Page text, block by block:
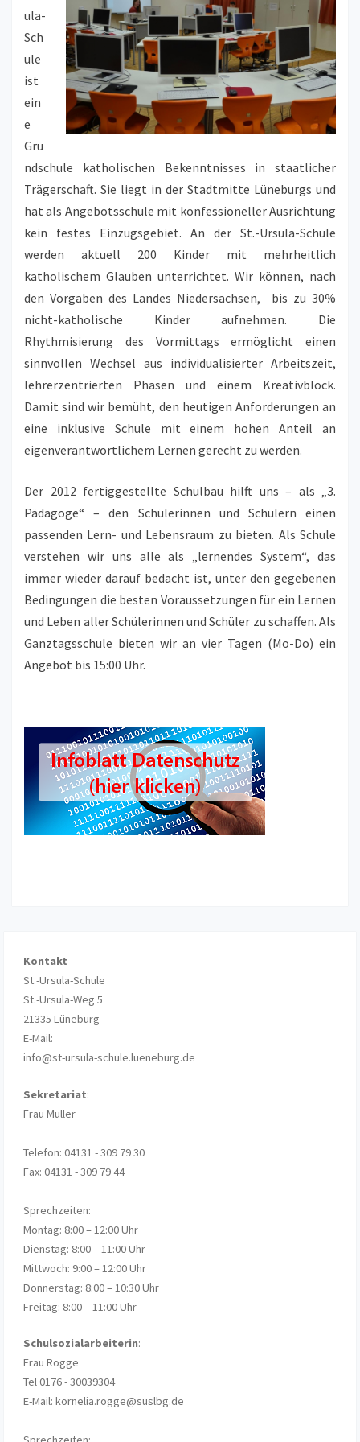
ula-
Sch
ule
ist
ein
e
Gru
ndschule katholischen Bekenntnisses in staatlicher
Trägerschaft. Sie liegt in der Stadtmitte Lüneburgs und
hat als Angebotsschule mit konfessioneller Ausrichtung
kein festes Einzugsgebiet. An der St.-Ursula-Schule
werden aktuell 200 Kinder mit mehrheitlich
katholischem Glauben unterrichtet. Wir können, nach
den Vorgaben des Landes Niedersachsen, bis zu 30%
nicht-katholische Kinder aufnehmen. Die
Rhythmisierung des Vormittags ermöglicht einen
sinnvollen Wechsel aus individualisierter Arbeitszeit,
lehrerzentrierten Phasen und einem Kreativblock.
Damit sind wir bemüht, den heutigen Anforderungen an
eine inklusive Schule mit einem hohen Anteil an
eigenverantwortlichem Lernen gerecht zu werden.
Der 2012 fertiggestellte Schulbau hilft uns – als „3.
Pädagoge“ – den Schülerinnen und Schülern einen
passenden Lern- und Lebensraum zu bieten. Als Schule
verstehen wir uns alle als „lernendes System“, das
immer wieder darauf bedacht ist, unter den gegebenen
Bedingungen die besten Voraussetzungen für ein Lernen
und Leben aller Schülerinnen und Schüler zu schaffen. Als
Ganztagsschule bieten wir an vier Tagen (Mo-Do) ein
Angebot bis 15:00 Uhr.
Kontakt
St.-Ursula-Schule
St.-Ursula-Weg 5
21335 Lüneburg
E-Mail:
info@st-ursula-schule.lueneburg.de
Sekretariat:
Frau Müller
Telefon: 04131 - 309 79 30
Fax: 04131 - 309 79 44
Sprechzeiten:
Montag: 8:00 – 12:00 Uhr
Dienstag: 8:00 – 11:00 Uhr
Mittwoch: 9:00 – 12:00 Uhr
Donnerstag: 8:00 – 10:30 Uhr
Freitag: 8:00 – 11:00 Uhr
Schulsozialarbeiterin:
Frau Rogge
Tel 0176 - 30039304
E-Mail: kornelia.rogge@suslbg.de